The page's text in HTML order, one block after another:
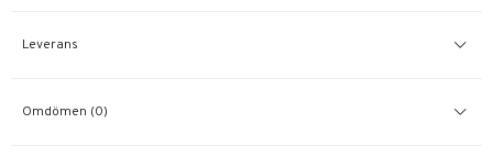
Leverans
Omdömen (0)